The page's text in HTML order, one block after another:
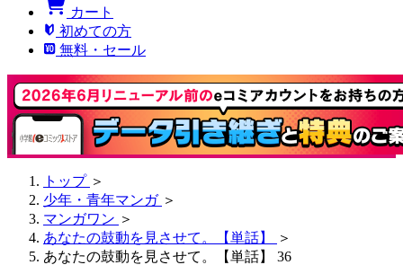
カート
初めての方
無料・セール
トップ ＞
少年・青年マンガ ＞
マンガワン ＞
あなたの鼓動を見させて。【単話】
＞
あなたの鼓動を見させて。【単話】 36